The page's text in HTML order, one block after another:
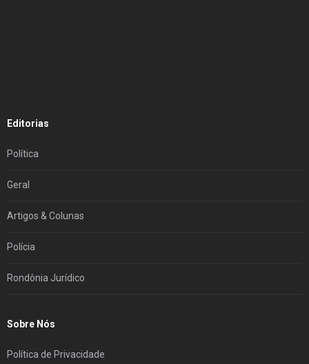
Editorias
Política
Geral
Artigos & Colunas
Polícia
Rondônia Jurídico
Sobre Nós
Política de Privacidade